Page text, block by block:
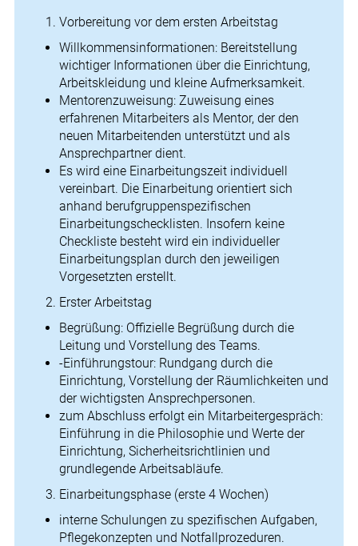
Vorbereitung vor dem ersten Arbeitstag
Willkommensinformationen: Bereitstellung
wichtiger Informationen über die Einrichtung,
Arbeitskleidung und kleine Aufmerksamkeit.
Mentorenzuweisung: Zuweisung eines
erfahrenen Mitarbeiters als Mentor, der den
neuen Mitarbeitenden unterstützt und als
Ansprechpartner dient.
Es wird eine Einarbeitungszeit individuell
vereinbart. Die Einarbeitung orientiert sich
anhand berufgruppenspezifischen
Einarbeitungschecklisten. Insofern keine
Checkliste besteht wird ein individueller
Einarbeitungsplan durch den jeweiligen
Vorgesetzten erstellt.
Erster Arbeitstag
Begrüßung: Offizielle Begrüßung durch die
Leitung und Vorstellung des Teams.
-Einführungstour: Rundgang durch die
Einrichtung, Vorstellung der Räumlichkeiten und
der wichtigsten Ansprechpersonen.
zum Abschluss erfolgt ein Mitarbeitergespräch:
Einführung in die Philosophie und Werte der
Einrichtung, Sicherheitsrichtlinien und
grundlegende Arbeitsabläufe.
Einarbeitungsphase (erste 4 Wochen)
interne Schulungen zu spezifischen Aufgaben,
Pflegekonzepten und Notfallprozeduren.